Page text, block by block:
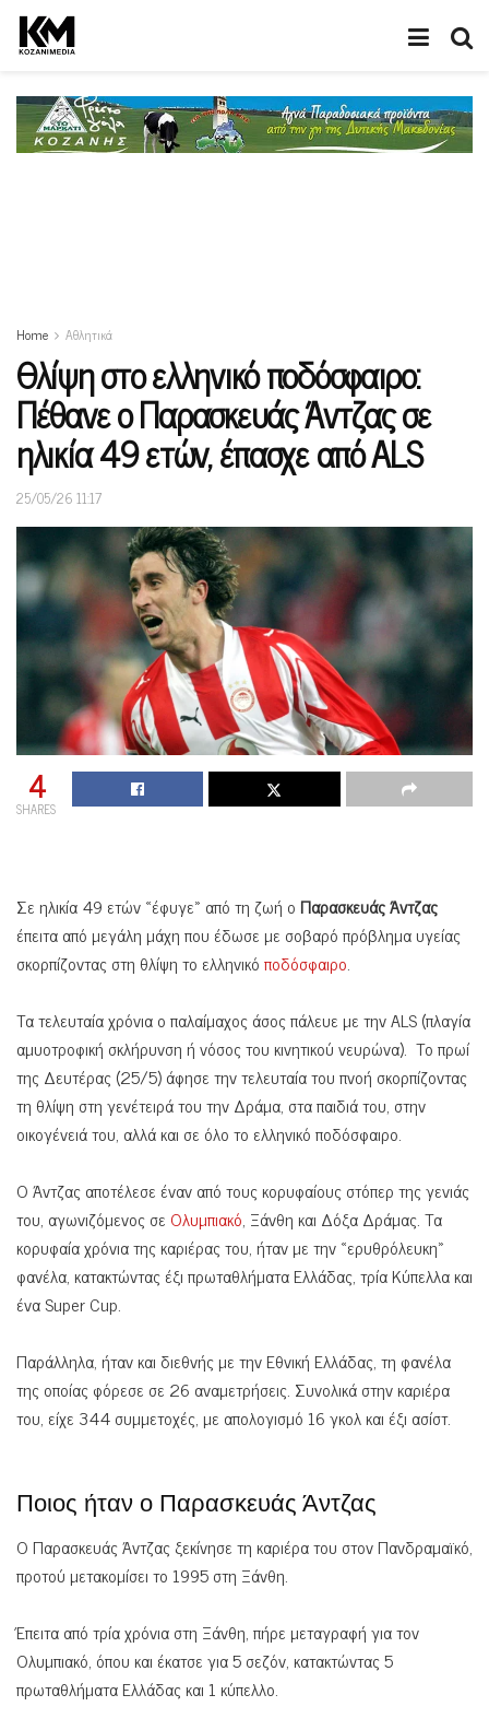
Home Αθλητικά
Θλίψη στο ελληνικό ποδόσφαιρο:
Πέθανε ο Παρασκευάς Άντζας σε
ηλικία 49 ετών, έπασχε από ALS
25/05/26 11:17
4
SHARES
Σε ηλικία 49 ετών «έφυγε» από τη ζωή ο Παρασκευάς Άντζας
έπειτα από μεγάλη μάχη που έδωσε με σοβαρό πρόβλημα υγείας
σκορπίζοντας στη θλίψη το ελληνικόποδόσφαιρο.
Τα τελευταία χρόνια ο παλαίμαχος άσος πάλευε με την ALS (πλαγία
αμυοτροφική σκλήρυνση ή νόσος του κινητικού νευρώνα). Το πρωί
της Δευτέρας (25/5) άφησε την τελευταία του πνοή σκορπίζοντας
τη θλίψη στη γενέτειρά του την Δράμα, στα παιδιά του, στην
οικογένειά του, αλλά και σε όλο το ελληνικό ποδόσφαιρο.
Ο Άντζας αποτέλεσε έναν από τους κορυφαίους στόπερ της γενιάς
του, αγωνιζόμενος σε Ολυμπιακό, Ξάνθη και Δόξα Δράμας. Τα
κορυφαία χρόνια της καριέρας του, ήταν με την «ερυθρόλευκη»
φανέλα, κατακτώντας έξι πρωταθλήματα Ελλάδας, τρία Κύπελλα και
ένα Super Cup.
Παράλληλα, ήταν και διεθνής με την Εθνική Ελλάδας, τη φανέλα
της οποίας φόρεσε σε 26 αναμετρήσεις. Συνολικά στην καριέρα
του, είχε 344 συμμετοχές, με απολογισμό 16 γκολ και έξι ασίστ.
Ποιος ήταν ο Παρασκευάς Άντζας
Ο Παρασκευάς Άντζας ξεκίνησε τη καριέρα του στον Πανδραμαϊκό,
προτού μετακομίσει το 1995 στη Ξάνθη.
Έπειτα από τρία χρόνια στη Ξάνθη, πήρε μεταγραφή για τον
Ολυμπιακό, όπου και έκατσε για 5 σεζόν, κατακτώντας 5
πρωταθλήματα Ελλάδας και 1 κύπελλο.